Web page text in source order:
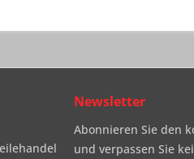
Newsletter
Abonnieren Sie den
und verpassen Sie